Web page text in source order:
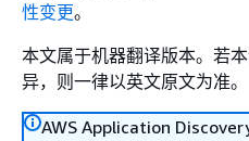
性变更。
本文属于机器翻译版本。若
异，则一律以英文原文为准。
AWS Application